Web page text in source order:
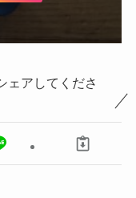
ェアしてくださ